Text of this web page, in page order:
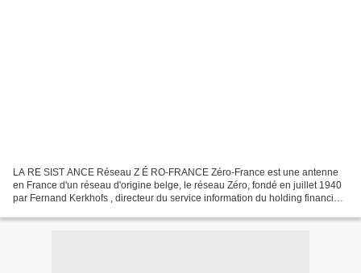
LA RE SIST ANCE Réseau Z É RO-FRANCE Zéro-France est une antenne
en France d'un réseau d'origine belge, le réseau Zéro, fondé en juillet 1940
par Fernand Kerkhofs , directeur du service information du holding financier